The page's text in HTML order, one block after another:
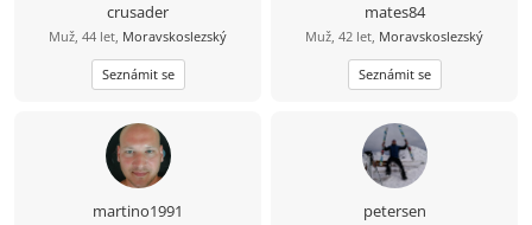
crusader
Muž, 44 let, Moravskoslezský
Seznámit se
mates84
Muž, 42 let, Moravskoslezský
Seznámit se
martino1991 petersen